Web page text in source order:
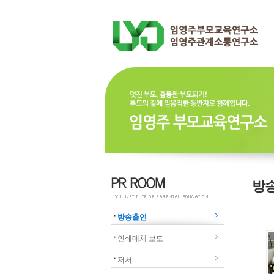
방송출연
인쇄매체 보도
저서
방